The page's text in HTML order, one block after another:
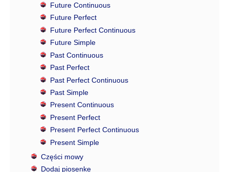
Future Continuous
Future Perfect
Future Perfect Continuous
Future Simple
Past Continuous
Past Perfect
Past Perfect Continuous
Past Simple
Present Continuous
Present Perfect
Present Perfect Continuous
Present Simple
Części mowy
Dodaj piosenke